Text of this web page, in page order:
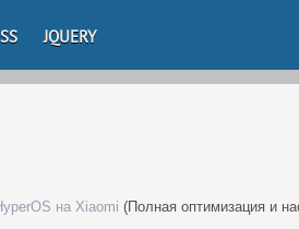
JQUERY
на Xiaomi (Полная оптимизация и